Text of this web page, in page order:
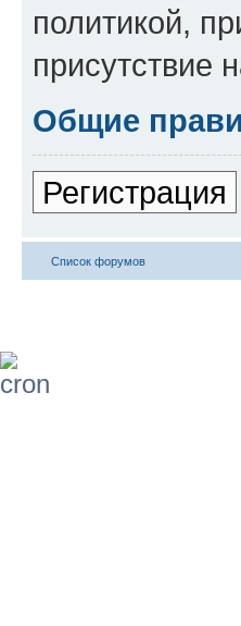
политикой,
присутствие
Общие
Регистрация
Список форумов